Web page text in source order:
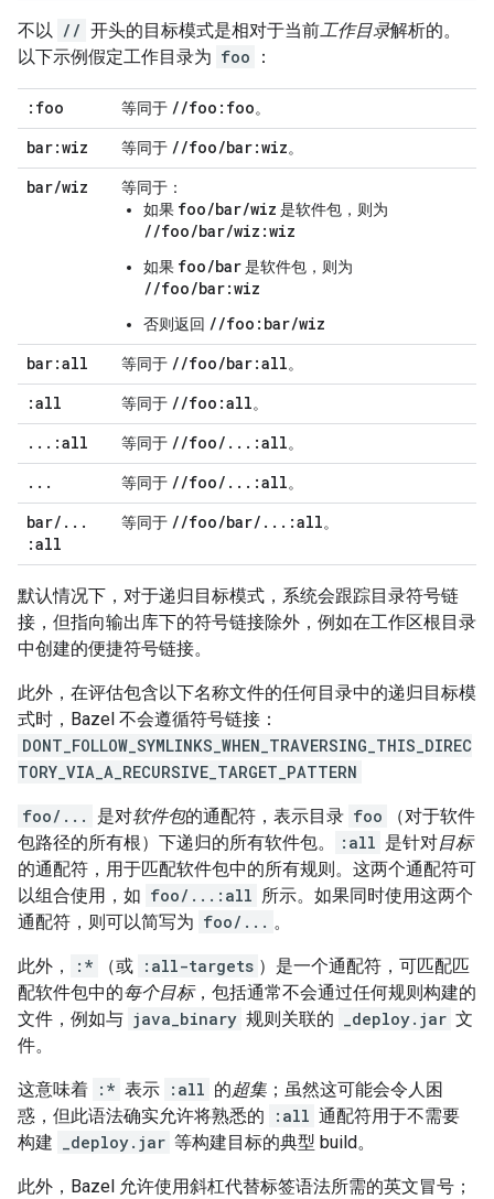
不以 // 开头的目标模式是相对于当前工作目录解析的。
以下示例假定工作目录为 foo ：
:foo 等同于 //foo:foo。
bar:wiz 等同于 //foo/bar:wiz。
bar/wiz
等同于：
如果 foo/bar/wiz 是软件包，则为
//foo/bar/wiz:wiz
如果 foo/bar是软件包，则为
//foo/bar:wiz
否则返回 //foo:bar/wiz
bar:all
等同于 //foo/bar:all。
:all 等同于 //foo:all。
. . . :all 等同于 //foo/ . . . :all。
. . . 等同于 //foo/ . . . :all。
bar/ . . .
:all
等同于 //foo/bar/ . . . :all。
默认情况下，对于递归目标模式，系统会跟踪目录符号链
接，但指向输出库下的符号链接除外，例如在工作区根目录
中创建的便捷符号链接。
此外，在评估包含以下名称文件的任何目录中的递归目标模
式时，Bazel 不会遵循符号链接：
DONT_FOLLOW_SYMLINKS_WHEN_TRAVERSING_THIS_DIREC
TORY_VIA_A_RECURSIVE_TARGET_PATTERN
foo/... 是对软件包的通配符，表示目录 foo
（对于软件
包路径的所有根）下递归的所有软件包。
:all 是针对目标
的通配符，用于匹配软件包中的所有规则。这两个通配符可
以组合使用，如 foo/...:all 所示。如果同时使用这两个
通配符，则可以简写为 foo/... 。
此外， :* （或 :all-targets ）是一个通配符，可匹配匹
配软件包中的每个目标，包括通常不会通过任何规则构建的
文件，例如与 java_binary 规则关联的 _deploy.jar 文
件。
这意味着 :* 表示 :all 的超集 ；虽然这可能会令人困
惑，但此语法确实允许将熟悉的
:all 通配符用于不需要
构建
_deploy.jar 等构建目标的典型 build。
此外，Bazel 允许使用斜杠代替标签语法所需的英文冒号；